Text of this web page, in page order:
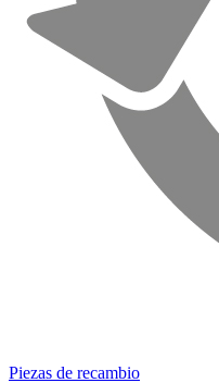
Piezas de recambio